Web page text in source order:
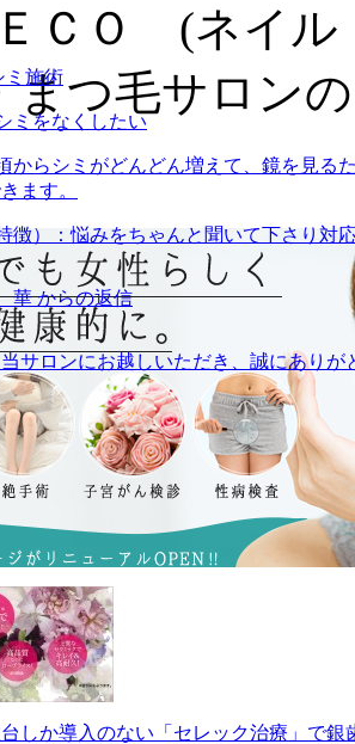
ＣＯ (ネイル
まつ毛サロン
しか導入のない「セレック治療」で
ミ施術
ミをなくしたい
からシミがどんどん増えて、鏡を見る
ます。
徴）：悩みをちゃんと聞いて下さり対
華 からの返信
サロンにお越しいただき、誠にありが